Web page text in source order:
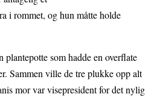
i rommet, og hun måtte holde
plantepotte som hadde en overflate
Sammen ville de tre plukke opp alt
mor var visepresident for det nylig